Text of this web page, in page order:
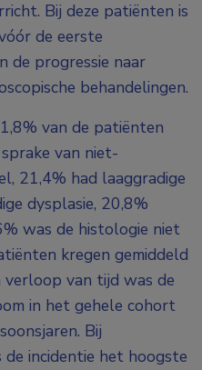
Bij deze patiënten is
de eerste
de progressie naar
behandelingen.
van de patiënten
van niet-
21,4% had laaggradige
dysplasie, 20,8%
was de histologie niet
kregen gemiddeld
verloop van tijd was de
in het gehele cohort
Bij
incidentie het hoogste